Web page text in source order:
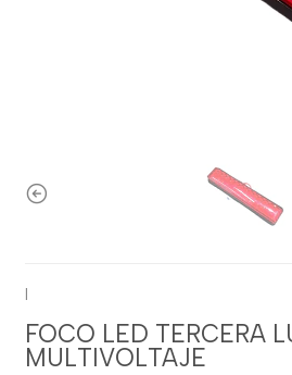
|
FOCO LED TERCERA
MULTIVOLTAJE